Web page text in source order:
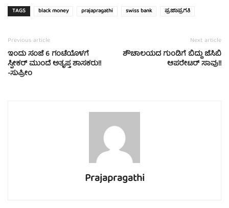
TAGS black money prajapragathi swiss bank ಪ್ರಜಾಪ್ರಗತಿ
Previous article
ಇಂದು ಸಂಜೆ 6 ಗಂಟೆಯೊಳಗೆ
ಸ್ಪೀಕರ್ ಮುಂದೆ ಅತೃಪ್ತ ಶಾಸಕರು!!
-ಸುಪ್ರೀಂ
Next article
ಶೌಚಾಲಯದ ಗುಂಡಿಗೆ ಬಿದ್ದು ಜೆಸಿಬಿ
ಆಪರೇಟರ್ ಸಾವು!!
Prajapragathi